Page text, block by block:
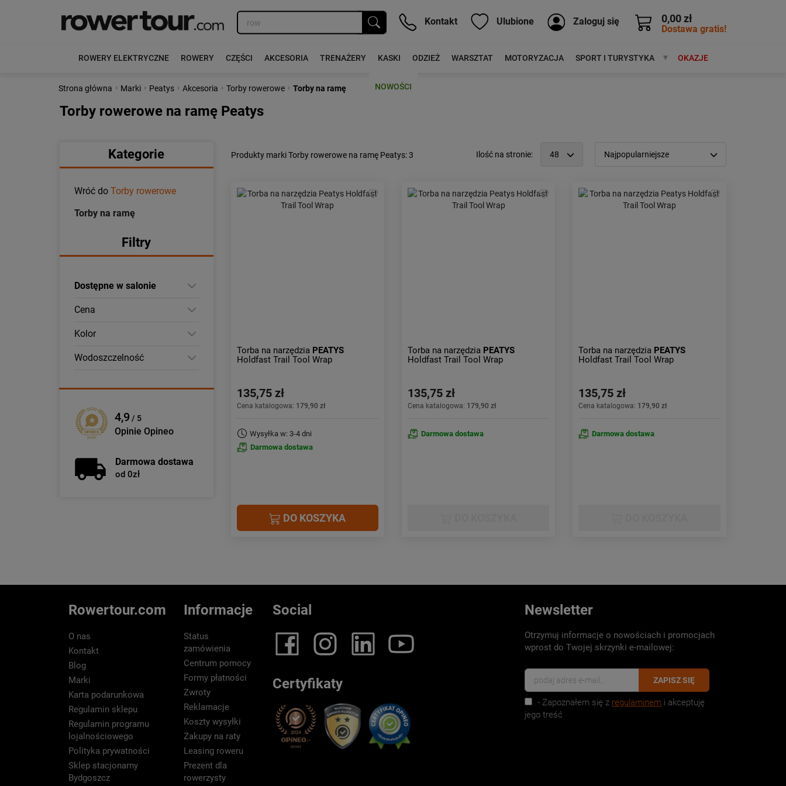
0,00 zł
Dostawa gratis!
Kontakt Ulubione Zaloguj się
ROWERY ELEKTRYCZNE ROWERY CZĘŚCI AKCESORIA TRENAŻERY KASKI ODZIEŻ WARSZTAT MOTORYZACJA SPORT I TURYSTYKA MARKIOKAZJE
NOWOŚCI
Strona główna › Marki › Peatys › Akcesoria › Torby rowerowe › Torby na ramę
Torby rowerowe na ramę Peatys
Ilość na stronie: 48 Najpopularniejsze
Cena:
od najniższej
od najwyższej
Kategorie
Wróć do Torby rowerowe
Torby na ramę
Filtry
Dostępne w salonie
Cena
Kolor
Wodoszczelność
4,9 / 5
Opinie Opineo
Darmowa dostawa
od 0zł
Produkty marki Torby rowerowe na ramę Peatys: 3
Torba na narzędzia PEATYS
Holdfast Trail Tool Wrap
135,75 zł
Cena katalogowa: 179,90 zł
Wysyłka w: 3-4 dni
Darmowa dostawa
DO KOSZYKA
Torba na narzędzia PEATYS
Holdfast Trail Tool Wrap
135,75 zł
Cena katalogowa: 179,90 zł
Darmowa dostawa
Torba na narzędzia PEATYS
Holdfast Trail Tool Wrap
135,75 zł
Cena katalogowa: 179,90 zł
Darmowa dostawa
Rowertour.com
O nas
Kontakt
Blog
Marki
Karta podarunkowa
Regulamin sklepu
Regulamin programu
lojalnościowego
Polityka prywatności
Sklep stacjonarny
Bydgoszcz
Informacje
Status
zamówienia
Centrum pomocy
Formy płatności
Zwroty
Reklamacje
Koszty wysyłki
Zakupy na raty
Leasing roweru
Prezent dla
rowerzysty
Social
Certyfikaty
Newsletter
Otrzymuj informacje o nowościach i promocjach
wprost do Twojej skrzynki e-mailowej:
ZAPISZ SIĘ
- Zapoznałem się z regulaminem i akceptuję
jego treść